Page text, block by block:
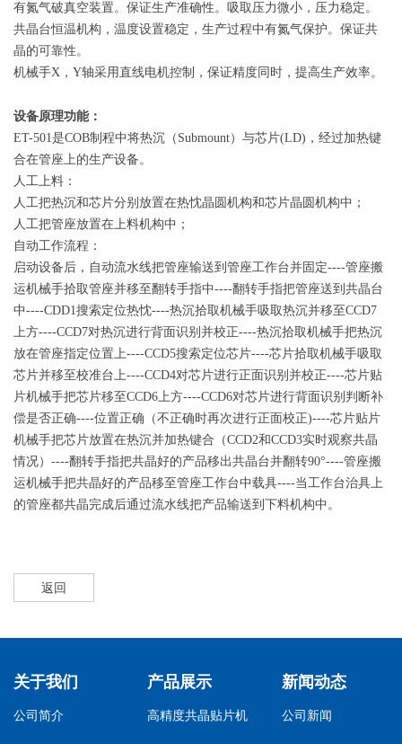
有氮气破真空装置。保证生产准确性。吸取压力微小，压力稳定。
共晶台恒温机构，温度设置稳定，生产过程中有氮气保护。保证共
晶的可靠性。
机械手X，Y轴采用直线电机控制，保证精度同时，提高生产效率。
设备原理功能：
ET-501是COB制程中将热沉（Submount）与芯片(LD)，经过加热键
合在管座上的生产设备。
人工上料：
人工把热沉和芯片分别放置在热忱晶圆机构和芯片晶圆机构中；
人工把管座放置在上料机构中；
自动工作流程：
启动设备后，自动流水线把管座输送到管座工作台并固定----管座搬
运机械手拾取管座并移至翻转手指中----翻转手指把管座送到共晶台
中----CDD1搜索定位热忱----热沉拾取机械手吸取热沉并移至CCD7
上方----CCD7对热沉进行背面识别并校正----热沉拾取机械手把热沉
放在管座指定位置上----CCD5搜索定位芯片----芯片拾取机械手吸取
芯片并移至校准台上----CCD4对芯片进行正面识别并校正----芯片贴
片机械手把芯片移至CCD6上方----CCD6对芯片进行背面识别判断补
偿是否正确----位置正确（不正确时再次进行正面校正)----芯片贴片
机械手把芯片放置在热沉并加热键合（CCD2和CCD3实时观察共晶
情况）----翻转手指把共晶好的产品移出共晶台并翻转90°----管座搬
运机械手把共晶好的产品移至管座工作台中载具----当工作台治具上
的管座都共晶完成后通过流水线把产品输送到下料机构中。
返回
关于我们
公司简介
产品展示
高精度共晶贴片机
新闻动态
公司新闻